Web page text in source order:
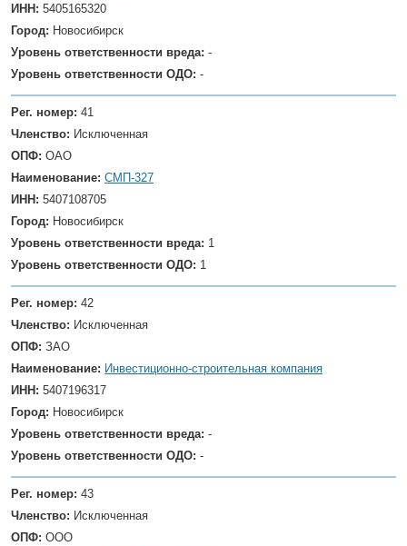
ИНН: 5405165320
Город: Новосибирск
Уровень ответственности вреда: -
Уровень ответственности ОДО: -
Рег. номер: 41
Членство: Исключенная
ОПФ: ОАО
Наименование: СМП-327
ИНН: 5407108705
Город: Новосибирск
Уровень ответственности вреда: 1
Уровень ответственности ОДО: 1
Рег. номер: 42
Членство: Исключенная
ОПФ: ЗАО
Наименование: Инвестиционно-строительная компания
ИНН: 5407196317
Город: Новосибирск
Уровень ответственности вреда: -
Уровень ответственности ОДО: -
Рег. номер: 43
Членство: Исключенная
ОПФ: ООО